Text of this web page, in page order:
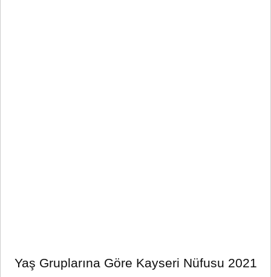
Yaş Gruplarına Göre Kayseri Nüfusu 2021